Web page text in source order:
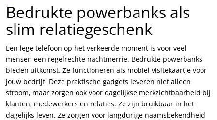
Bedrukte powerbanks als
slim relatiegeschenk
Een lege telefoon op het verkeerde moment is voor veel
mensen een regelrechte nachtmerrie. Bedrukte powerbanks
bieden uitkomst. Ze functioneren als mobiel visitekaartje voor
jouw bedrijf. Deze praktische gadgets leveren niet alleen
stroom, maar zorgen ook voor dagelijkse merkzichtbaarheid bij
klanten, medewerkers en relaties. Ze zijn bruikbaar in het
dagelijks leven. Ze zorgen voor langdurige naamsbekendheid